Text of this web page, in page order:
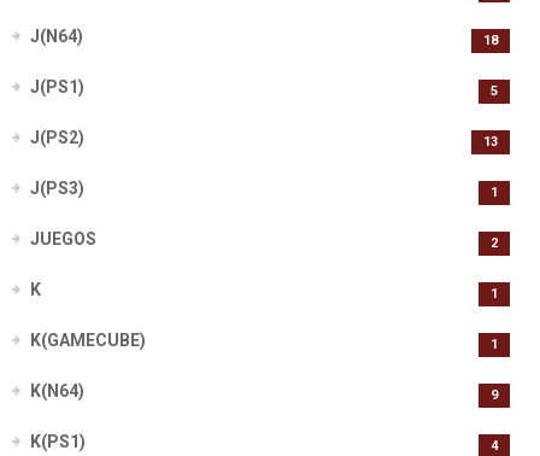
J(N64) 18
J(PS1) 5
J(PS2) 13
J(PS3) 1
JUEGOS 2
K 1
K(GAMECUBE) 1
K(N64) 9
K(PS1) 4